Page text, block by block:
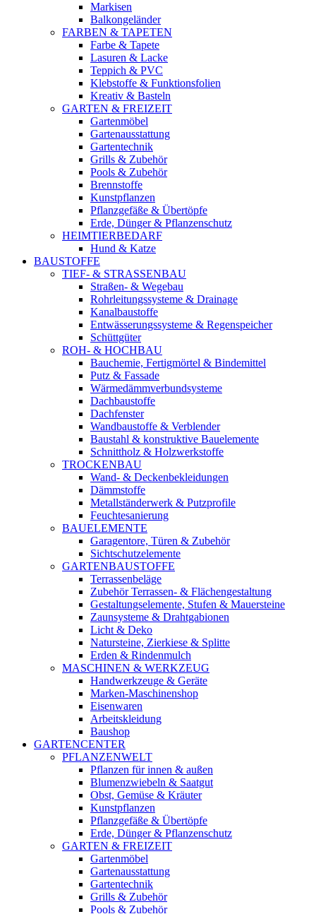
Markisen
Balkongeländer
FARBEN & TAPETEN
Farbe & Tapete
Lasuren & Lacke
Teppich & PVC
Klebstoffe & Funktionsfolien
Kreativ & Basteln
GARTEN & FREIZEIT
Gartenmöbel
Gartenausstattung
Gartentechnik
Grills & Zubehör
Pools & Zubehör
Brennstoffe
Kunstpflanzen
Pflanzgefäße & Übertöpfe
Erde, Dünger & Pflanzenschutz
HEIMTIERBEDARF
Hund & Katze
BAUSTOFFE
TIEF- & STRASSENBAU
Straßen- & Wegebau
Rohrleitungssysteme & Drainage
Kanalbaustoffe
Entwässerungssysteme & Regenspeicher
Schüttgüter
ROH- & HOCHBAU
Bauchemie, Fertigmörtel & Bindemittel
Putz & Fassade
Wärmedämmverbundsysteme
Dachbaustoffe
Dachfenster
Wandbaustoffe & Verblender
Baustahl & konstruktive Bauelemente
Schnittholz & Holzwerkstoffe
TROCKENBAU
Wand- & Deckenbekleidungen
Dämmstoffe
Metallständerwerk & Putzprofile
Feuchtesanierung
BAUELEMENTE
Garagentore, Türen & Zubehör
Sichtschutzelemente
GARTENBAUSTOFFE
Terrassenbeläge
Zubehör Terrassen- & Flächengestaltung
Gestaltungselemente, Stufen & Mauersteine
Zaunsysteme & Drahtgabionen
Licht & Deko
Natursteine, Zierkiese & Splitte
Erden & Rindenmulch
MASCHINEN & WERKZEUG
Handwerkzeuge & Geräte
Marken-Maschinenshop
Eisenwaren
Arbeitskleidung
Baushop
GARTENCENTER
PFLANZENWELT
Pflanzen für innen & außen
Blumenzwiebeln & Saatgut
Obst, Gemüse & Kräuter
Kunstpflanzen
Pflanzgefäße & Übertöpfe
Erde, Dünger & Pflanzenschutz
GARTEN & FREIZEIT
Gartenmöbel
Gartenausstattung
Gartentechnik
Grills & Zubehör
Pools & Zubehör